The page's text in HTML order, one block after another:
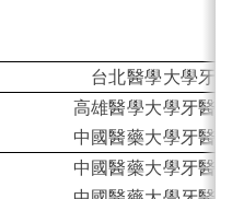
台北醫學大學牙
高雄醫學大學牙醫
中國醫藥大學牙醫
中國醫藥大學牙醫